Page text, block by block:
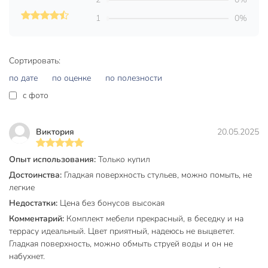
загрязнений;
стальной каркас гарантирует безопасность, а стеклянная
рассчитан на четыре персоны, что позволяет проводить
время в компании друзей или семьи с максимальным
мебель устойчивой даже при активном использовании.
Выбирая комплект Либерия, экономится время на поиске
отдельных предметов мебели и создаётся гармоничное
пространство для отдыха или приёма гостей. Покупка этого
набора – это инвестиция в комфорт, стиль и практичность,
которая прослужит долгие годы и не потеряет
актуальности. Благодаря использованию современных
Сортировать:
по дате
по оценке
по полезности
c фото
Виктория 20.05.2025
Опыт использования: Только купил
Достоинства: Гладкая поверхность стульев, можно помыть, не
легкие
Недостатки: Цена без бонусов высокая
Комментарий: Комплект мебели прекрасный, в беседку и на
террасу идеальный. Цвет приятный, надеюсь не выцветет.
Гладкая поверхность, можно обмыть струей воды и он не
набухнет.
1
0%